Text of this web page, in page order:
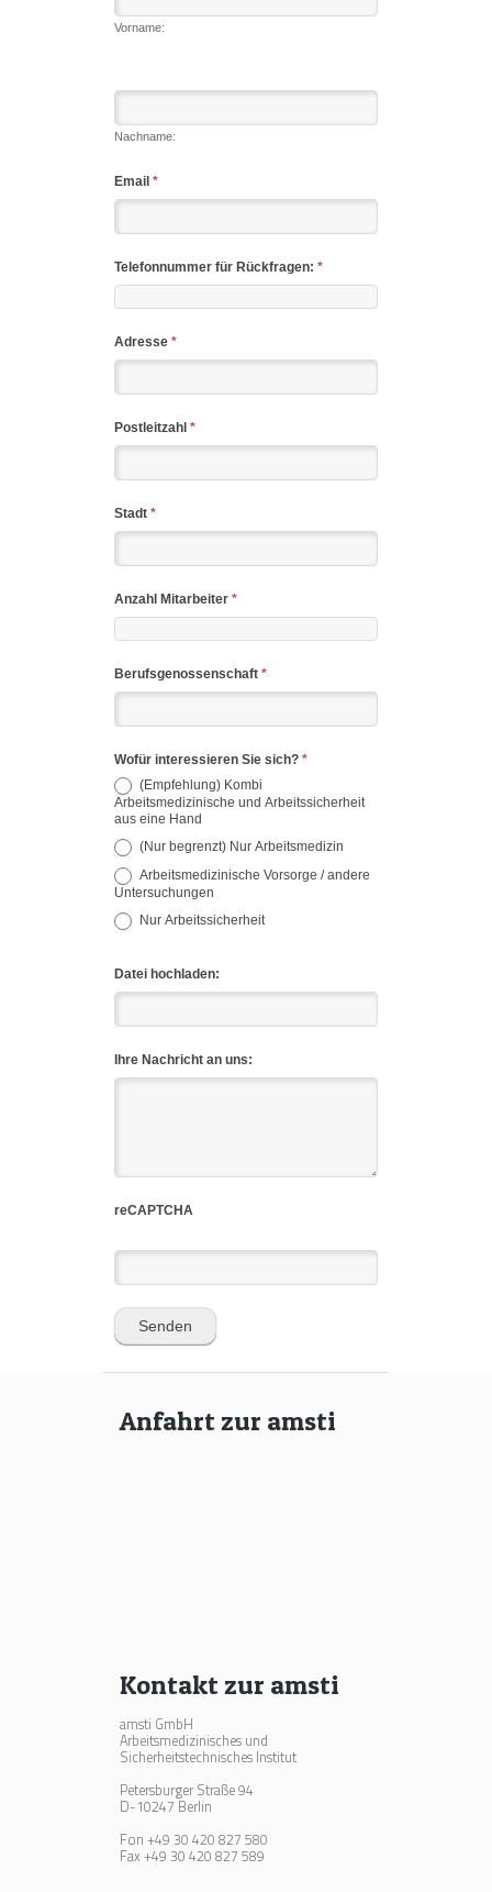
Vorname:
Nachname:
Email *
Telefonnummer für Rückfragen: *
Adresse *
Postleitzahl *
Stadt *
Anzahl Mitarbeiter *
Berufsgenossenschaft *
Wofür interessieren Sie sich? *
(Empfehlung) Kombi
Arbeitsmedizinische und Arbeitssicherheit
aus eine Hand
(Nur begrenzt) Nur Arbeitsmedizin
Arbeitsmedizinische Vorsorge / andere
Untersuchungen
Nur Arbeitssicherheit
Datei hochladen:
Ihre Nachricht an uns:
reCAPTCHA
Anfahrt zur amsti
Kontakt zur amsti
amsti GmbH
Arbeitsmedizinisches und
Sicherheitstechnisches Institut
Petersburger Straße 94
D-10247 Berlin
Fon +49 30 420 827 580
Fax +49 30 420 827 589